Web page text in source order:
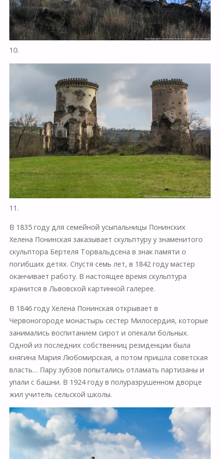
10.
11.
В 1835 году для семейной усыпальницы Понинских
Хелена Понинская заказывает скульптуру у знаменитого
скульптора Бертеля Торвальдсена в знак памяти о
погибших детях. Спустя семь лет, в 1842 году мастер
оканчивает работу. В настоящее время скульптура
хранится в Львовской картинной галерее.
В 1846 году Хелена Понинская открывает в
Червоногороде монастырь сестер Милосердия, которые
занимались воспитанием сирот и опекали больных.
Одной из последних собственниц резиденции была
княгина Мария Любомирская, а потом пришла советская
власть… Пару зубзов попытались отламать партизаны и
упали с башни. В 1924 году в полуразрушенном дворце
жил учитель сельской школы.